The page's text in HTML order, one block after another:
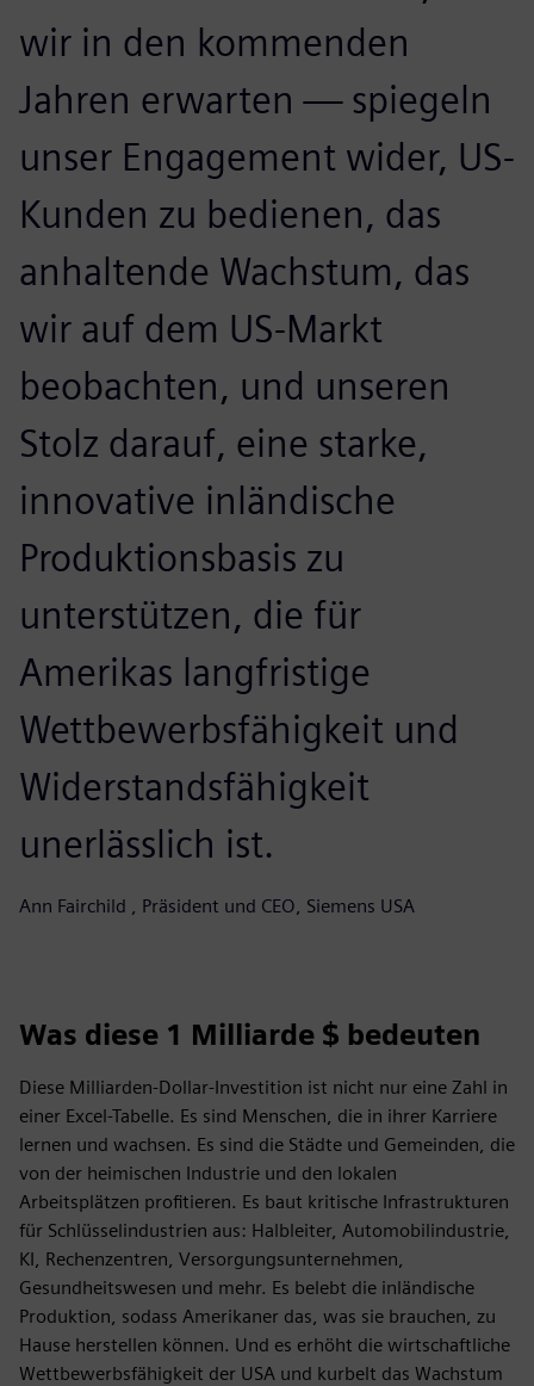
wir in den kommenden
Jahren erwarten — spiegeln
unser Engagement wider, US-
Kunden zu bedienen, das
anhaltende Wachstum, das
wir auf dem US-Markt
beobachten, und unseren
Stolz darauf, eine starke,
innovative inländische
Produktionsbasis zu
unterstützen, die für
Amerikas langfristige
Wettbewerbsfähigkeit und
Widerstandsfähigkeit
unerlässlich ist.
Ann Fairchild , Präsident und CEO, Siemens USA
Was diese 1 Milliarde $ bedeuten
Diese Milliarden-Dollar-Investition ist nicht nur eine Zahl in
einer Excel-Tabelle. Es sind Menschen, die in ihrer Karriere
lernen und wachsen. Es sind die Städte und Gemeinden, die
von der heimischen Industrie und den lokalen
Arbeitsplätzen profitieren. Es baut kritische Infrastrukturen
für Schlüsselindustrien aus: Halbleiter, Automobilindustrie,
KI, Rechenzentren, Versorgungsunternehmen,
Gesundheitswesen und mehr. Es belebt die inländische
Produktion, sodass Amerikaner das, was sie brauchen, zu
Hause herstellen können. Und es erhöht die wirtschaftliche
Wettbewerbsfähigkeit der USA und kurbelt das Wachstum